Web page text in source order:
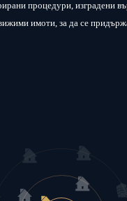
процедури, изградени
имоти, за да се